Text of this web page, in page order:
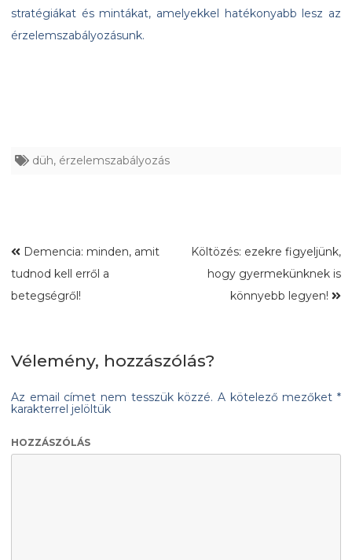
stratégiákat és mintákat, amelyekkel hatékonyabb lesz az
érzelemszabályozásunk.
düh, érzelemszabályozás
Demencia: minden, amit
tudnod kell erről a
betegségről!
Költözés: ezekre figyeljünk,
hogy gyermekünknek is
könnyebb legyen!
Vélemény, hozzászólás?
Az email címet nem tesszük közzé. A kötelező mezőket*
karakterrel jelöltük
HOZZÁSZÓLÁS